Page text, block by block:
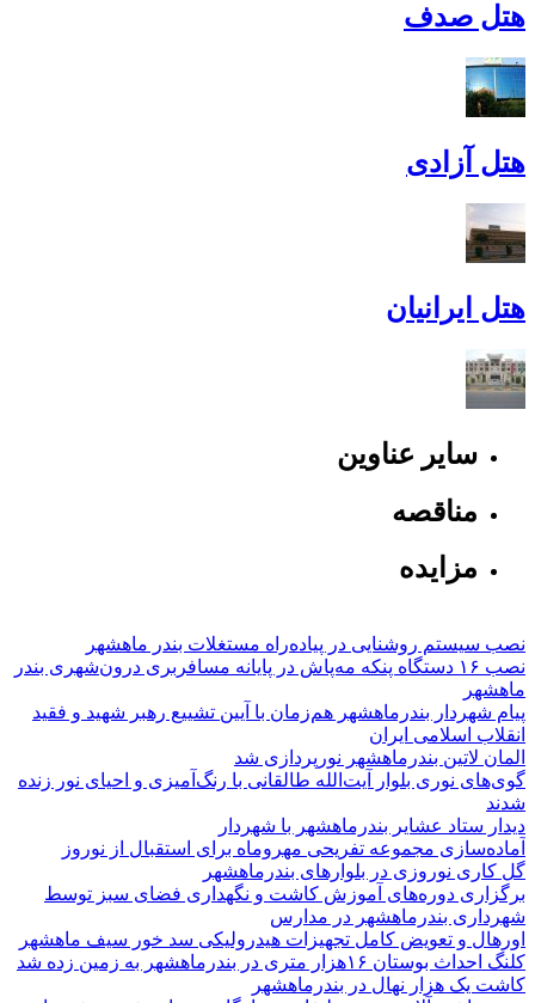
هتل صدف
هتل آزادی
هتل ایرانیان
سایر عناوین
مناقصه
مزایده
نصب سیستم روشنایی در پیاده‌راه مستغلات بندر ماهشهر
نصب ۱۶ دستگاه پنکه مه‌پاش در پایانه مسافربری درون‌شهری بندر
ماهشهر
پیام شهردار بندرماهشهر هم‌زمان با آیین تشییع رهبر شهید و فقید
انقلاب اسلامی ایران
المان لاتین بندرماهشهر نورپردازی شد
گوی‌های نوری بلوار آیت‌الله طالقانی با رنگ‌آمیزی و احیای نور زنده
شدند
دیدار ستاد عشایر بندرماهشهر با شهردار
آماده‌سازی مجموعه تفریحی مهروماه برای استقبال از نوروز
گل کاری نوروزی در بلوارهای بندرماهشهر
برگزاری دوره‌های آموزش کاشت و نگهداری فضای سبز توسط
شهرداری بندرماهشهر در مدارس
اورهال و تعویض کامل تجهیزات هیدرولیکی سد خور سیف ماهشهر
کلنگ احداث بوستان ۱۶هزار متری در بندرماهشهر به زمین زده شد
کاشت یک هزار نهال در بندرماهشهر